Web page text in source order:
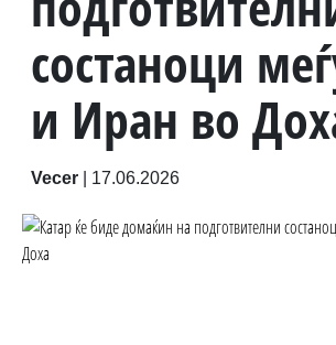
состаноци
и Иран во
Vecer 17.06.2026